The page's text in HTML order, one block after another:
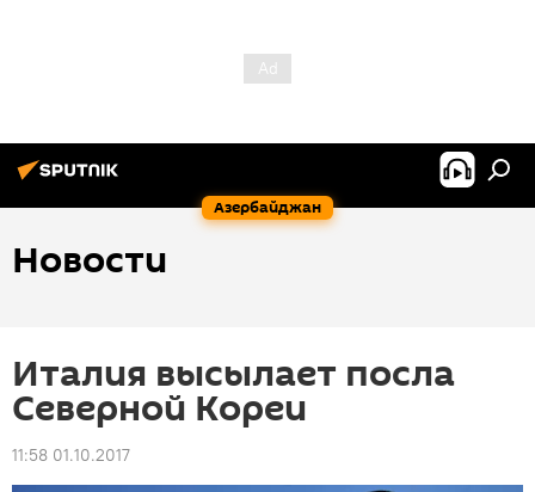
Азербайджан
Новости
Италия высылает посла
Северной Кореи
11:58 01.10.2017